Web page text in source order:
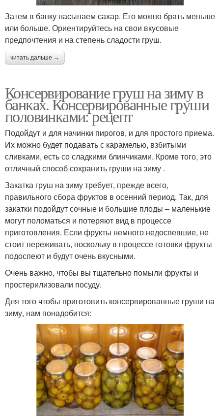
Затем в банку насыпаем сахар. Его можно брать меньше
или больше. Ориентируйтесь на свои вкусовые
предпочтения и на степень сладости груш.
читать дальше →
Консервирование груш на зиму в
банках. Консервированные груши
половинками: рецепт
Подойдут и для начинки пирогов, и для простого приема.
Их можно будет подавать с карамелью, взбитыми
сливками, есть со сладкими блинчиками. Кроме того, это
отличный способ сохранить груши на зиму .
Закатка груш на зиму требует, прежде всего,
правильного сбора фруктов в осенний период. Так, для
закатки подойдут сочные и большие плоды – маленькие
могут поломаться и потеряют вид в процессе
приготовления. Если фрукты немного недоспевшие, не
стоит переживать, поскольку в процессе готовки фрукты
подоспеют и будут очень вкусными.
Очень важно, чтобы вы тщательно помыли фрукты и
простерилизовали посуду.
Для того чтобы приготовить консервированные груши на
зиму, нам понадобится: